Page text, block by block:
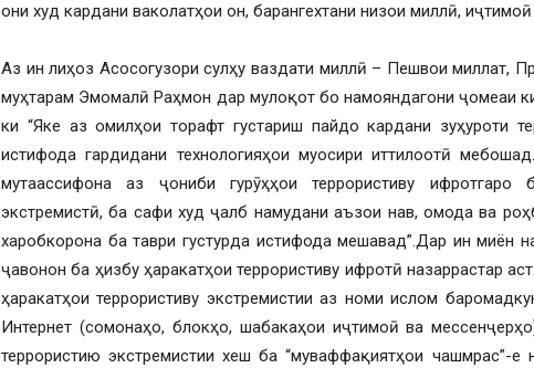
они худ кардани ваколатҳои он, барангехтани низои миллӣ,
Аз ин лиҳоз Асосогузори сулҳу ваздати миллӣ – Пешвои миллат,
муҳтарам Эмомалӣ Раҳмон дар мулоқот бо намояндагони ҷомеаи
ки “Яке аз омилҳои торафт густариш пайдо кардани зуҳуроти
истифода гардидани технологияҳои муосири иттилоотӣ
мутаассифона аз ҷониби гурӯҳҳои террористиву
экстремистӣ, ба сафи худ ҷалб намудани аъзои нав, омода ва
харобкорона ба таври густурда истифода мешавад”.Дар ин миён
ҷавонон ба ҳизбу ҳаракатҳои террористиву ифротӣ назаррастар
ҳаракатҳои террористиву экстремистии аз номи ислом
Интернет (сомонаҳо, блокҳо, шабакаҳои иҷтимоӣ ва
террористию экстремистии хеш ба “муваффақиятҳои чашмрас”-е